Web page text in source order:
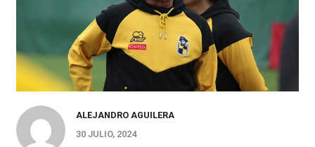
ALEJANDRO AGUILERA
30 JULIO, 2024